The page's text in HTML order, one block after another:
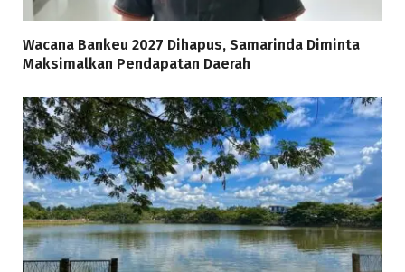
Wacana Bankeu 2027 Dihapus, Samarinda Diminta
Maksimalkan Pendapatan Daerah